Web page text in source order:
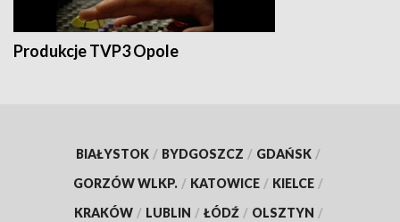
Produkcje TVP3 Opole
BIAŁYSTOK / BYDGOSZCZ / GDAŃSK /
GORZÓW WLKP. / KATOWICE / KIELCE /
KRAKÓW / LUBLIN / ŁÓDŹ / OLSZTYN /